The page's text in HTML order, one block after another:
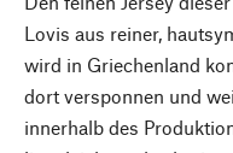
Lovis aus reiner,
wird in Griechenland
dort versponnen und
innerhalb des